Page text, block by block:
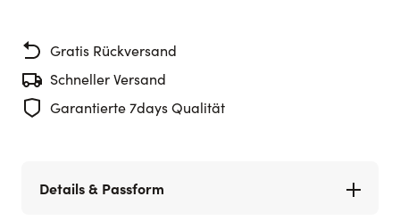
Gratis Rückversand
Schneller Versand
Garantierte 7days Qualität
Details & Passform